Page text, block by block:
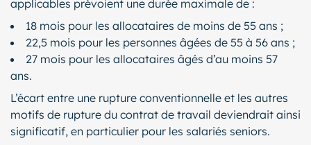
applicables prévoient une durée maximale de :
18 mois pour les allocataires de moins de 55 ans ;
22,5 mois pour les personnes âgées de 55 à 56 ans ;
27 mois pour les allocataires âgés d’au moins 57
ans.
L’écart entre une rupture conventionnelle et les autres
motifs de rupture du contrat de travail deviendrait ainsi
significatif, en particulier pour les salariés seniors.